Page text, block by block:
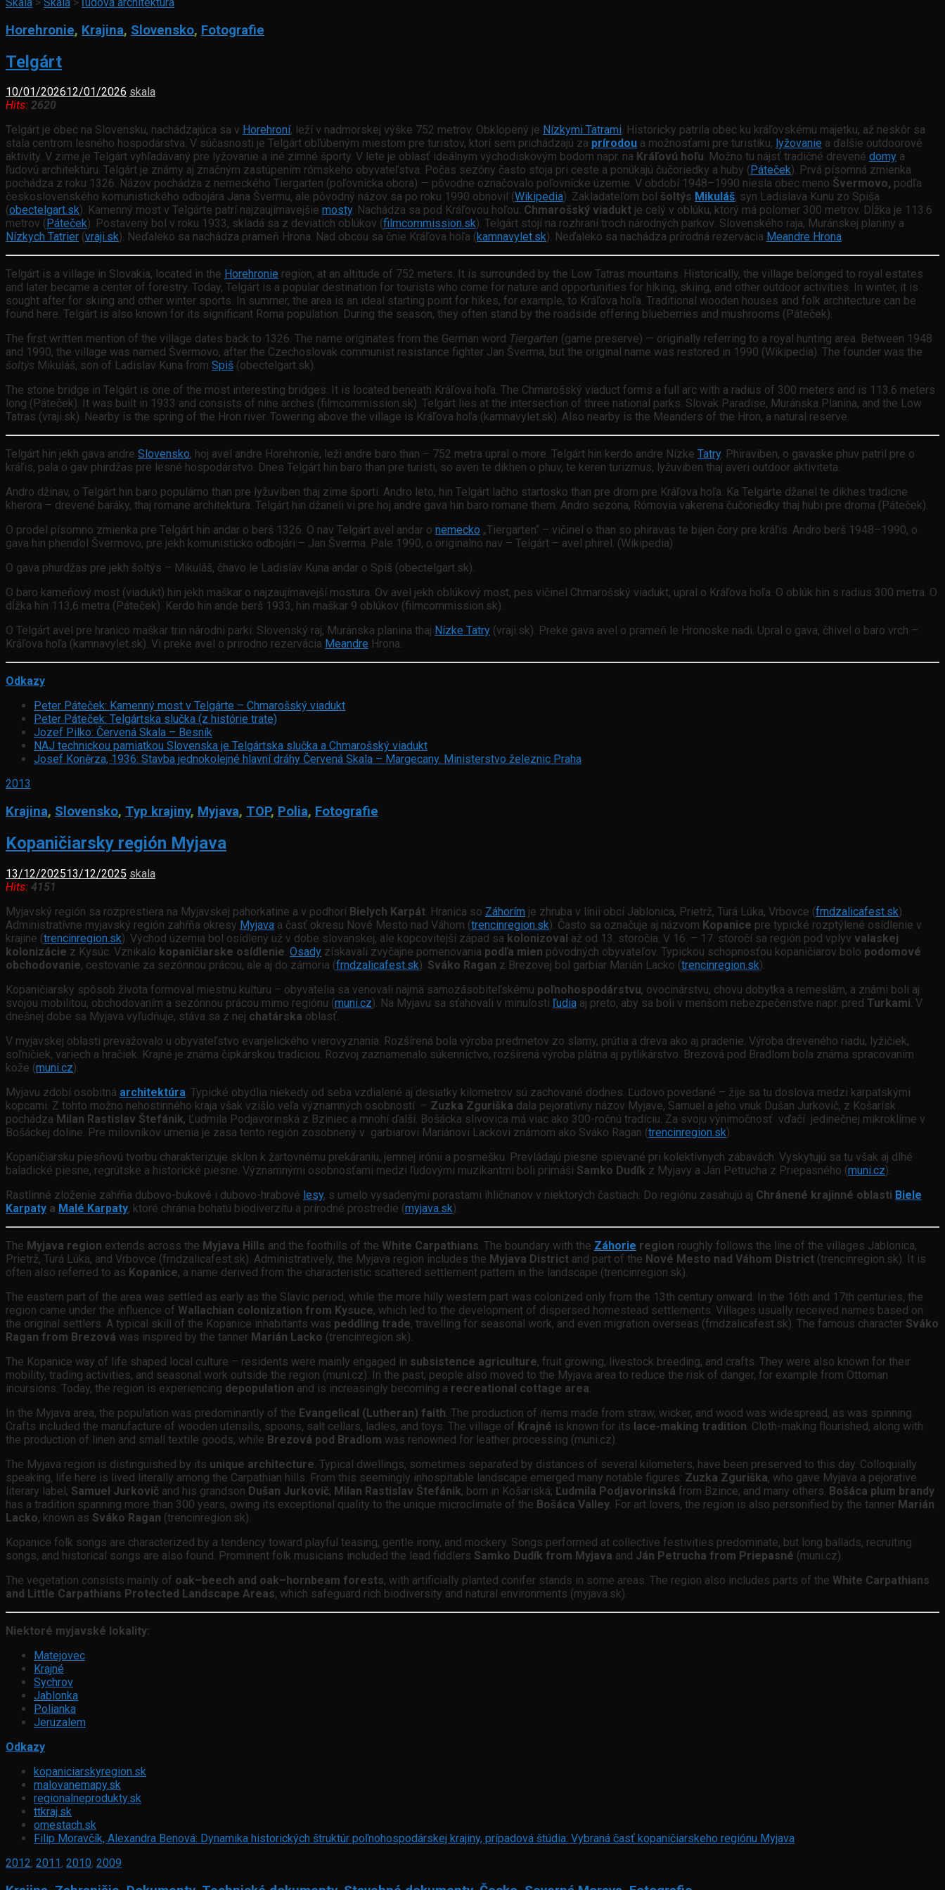
Horehronie, Krajina, Slovensko, Fotografie
Telgárt
10/01/202612/01/2026 skala
Hits: 2620
Telgárt je obec na Slovensku, nachádzajúca sa v Horehroní, leží v nadmorskej výške 752 metrov. Obklopený je Nízkymi Tatrami. Historicky patrila obec ku kráľovskému majetku, až neskôr sa
stala centrom lesného hospodárstva. V súčasnosti je Telgárt obľúbeným miestom pre turistov, ktorí sem prichádzajú za prírodou a možnosťami pre turistiku, lyžovanie a ďalšie outdoorové
aktivity. V zime je Telgárt vyhľadávaný pre lyžovanie a iné zimné športy. V lete je oblasť ideálnym východiskovým bodom napr. na Kráľovú hoľu. Možno tu nájsť tradičné drevené domy a
ľudovú architektúru. Telgárt je známy aj značným zastúpením rómskeho obyvateľstva. Počas sezóny často stoja pri ceste a ponúkajú čučoriedky a huby ( Páteček). Prvá písomná zmienka
pochádza z roku 1326. Názov pochádza z nemeckého Tiergarten (poľovnícka obora) — pôvodne označovalo poľovnícke územie. V období 1948–1990 niesla obec meno Švermovo, podľa
československého komunistického odbojára Jana Švermu, ale pôvodný názov sa po roku 1990 obnovil (Wikipedia). Zakladateľom bol šoltýs Mikuláš, syn Ladislava Kunu zo Spiša
(obectelgart.sk). Kamenný most v Telgárte patrí najzaujímavejšie mosty. Nachádza sa pod Kráľovou hoľou. Chmarošský viadukt je celý v oblúku, ktorý má polomer 300 metrov. Dĺžka je 113.6
metrov ( Páteček). Postavený bol v roku 1933, skladá sa z deviatich oblúkov (filmcommission.sk). Telgárt stojí na rozhraní troch národných parkov: Slovenského raja, Muránskej planiny a
Nízkych Tatrier (vraji.sk). Neďaleko sa nachádza prameň Hrona. Nad obcou sa čnie Kráľova hoľa (kamnavylet.sk). Neďaleko sa nachádza prírodná rezervácia Meandre Hrona.
Telgárt is a village in Slovakia, located in the Horehronie region, at an altitude of 752 meters. It is surrounded by the Low Tatras mountains. Historically, the village belonged to royal estates
and later became a center of forestry. Today, Telgárt is a popular destination for tourists who come for nature and opportunities for hiking, skiing, and other outdoor activities. In winter, it is
sought after for skiing and other winter sports. In summer, the area is an ideal starting point for hikes, for example, to Kráľova hoľa. Traditional wooden houses and folk architecture can be
found here. Telgárt is also known for its significant Roma population. During the season, they often stand by the roadside offering blueberries and mushrooms (Páteček).
The first written mention of the village dates back to 1326. The name originates from the German word Tiergarten (game preserve) — originally referring to a royal hunting area. Between 1948
and 1990, the village was named Švermovo, after the Czechoslovak communist resistance fighter Jan Šverma, but the original name was restored in 1990 (Wikipedia). The founder was the
šoltýs Mikuláš, son of Ladislav Kuna from Spiš (obectelgart.sk).
The stone bridge in Telgárt is one of the most interesting bridges. It is located beneath Kráľova hoľa. The Chmarošský viaduct forms a full arc with a radius of 300 meters and is 113.6 meters
long (Páteček). It was built in 1933 and consists of nine arches (filmcommission.sk). Telgárt lies at the intersection of three national parks: Slovak Paradise, Muránska Planina, and the Low
Tatras (vraji.sk). Nearby is the spring of the Hron river. Towering above the village is Kráľova hoľa (kamnavylet.sk). Also nearby is the Meanders of the Hron, a natural reserve.
Telgárt hin jekh gava andre Slovensko, hoj avel andre Horehronie, leži andre baro than – 752 metra upral o more. Telgárt hin kerdo andre Nízke Tatry. Phiraviben, o gavaske phuv patril pre o
kráľis, pala o gav phirdžas pre lesné hospodárstvo. Dnes Telgárt hin baro than pre turisti, so aven te dikhen o phuv, te keren turizmus, lyžuviben thaj averi outdoor aktiviteta.
Andro džinav, o Telgárt hin baro populárno than pre lyžuviben thaj zime športi. Andro leto, hin Telgárt lačho startosko than pre drom pre Kráľova hoľa. Ka Telgárte džanel te dikhes tradicne
kherora – drevené baráky, thaj romane architektura. Telgárt hin džaneli vi pre hoj andre gava hin baro romane them. Andro sezóna, Rómovia vakerena čučoriedky thaj hubi pre droma (Páteček).
O prodel písomno zmienka pre Telgárt hin andar o berš 1326. O nav Telgárt avel andar o nemecko „Tiergarten“ – vičinel o than so phiravas te bijen čory pre kráľis. Andro berš 1948–1990, o
gava hin phenďol Švermovo, pre jekh komunisticko odbojári – Jan Šverma. Pale 1990, o originalno nav – Telgárt – avel phirel. (Wikipedia)
O gava phurdžas pre jekh šoltýs – Mikuláš, čhavo le Ladislav Kuna andar o Spiš (obectelgart.sk).
O baro kameňový most (viadukt) hin jekh maškar o najzaujímavejší mostura. Ov avel jekh oblúkový most, pes vičinel Chmarošský viadukt, upral o Kráľova hoľa. O oblúk hin s radius 300 metra. O
dĺžka hin 113,6 metra (Páteček). Kerdo hin ande berš 1933, hin maškar 9 oblúkov (filmcommission.sk).
O Telgárt avel pre hranico maškar trin národni parki: Slovenský raj, Muránska planina thaj Nízke Tatry (vraji.sk). Preke gava avel o prameň le Hronoske nadi. Upral o gava, čhivel o baro vrch –
Kráľova hoľa (kamnavylet.sk). Vi preke avel o prirodno rezervácia Meandre Hrona.
Odkazy
Peter Páteček: Kamenný most v Telgárte – Chmarošský viadukt
Peter Páteček: Telgártska slučka (z histórie trate)
Jozef Pilko: Červená Skala – Besník
NAJ technickou pamiatkou Slovenska je Telgártska slučka a Chmarošský viadukt
Josef Koněrza, 1936: Stavba jednokolejné hlavní dráhy Červená Skala – Margecany. Ministerstvo železnic Praha
2013
Krajina, Slovensko, Typ krajiny, Myjava, TOP, Polia, Fotografie
Kopaničiarsky región Myjava
13/12/202513/12/2025 skala
Hits: 4151
Myjavský región sa rozprestiera na Myjavskej pahorkatine a v podhorí Bielych Karpát. Hranica so Záhorím je zhruba v línii obcí Jablonica, Prietrž, Turá Lúka, Vrbovce (frndzalicafest.sk).
Administratívne myjavský región zahŕňa okresy Myjava a časť okresu Nové Mesto nad Váhom (trencinregion.sk). Často sa označuje aj názvom Kopanice pre typické rozptýlené osídlenie v
krajine (trencinregion.sk). Východ územia bol osídlený už v dobe slovanskej, ale kopcovitejší západ sa kolonizoval až od 13. storočia. V 16. – 17. storočí sa región pod vplyv valaskej
kolonizácie z Kysúc. Vznikalo kopaničiarske osídlenie. Osady získavali zvyčajne pomenovania podľa mien pôvodných obyvateľov. Typickou schopnosťou kopaničiarov bolo podomové
obchodovanie, cestovanie za sezónnou prácou, ale aj do zámoria (frndzalicafest.sk). Sváko Ragan z Brezovej bol garbiar Marián Lacko (trencinregion.sk).
Kopaničiarsky spôsob života formoval miestnu kultúru – obyvatelia sa venovali najmä samozásobiteľskému poľnohospodárstvu, ovocinárstvu, chovu dobytka a remeslám, a známi boli aj
svojou mobilitou, obchodovaním a sezónnou prácou mimo regiónu (muni.cz). Na Myjavu sa sťahovali v minulosti ľudia aj preto, aby sa boli v menšom nebezpečenstve napr. pred Turkami. V
dnešnej dobe sa Myjava vyľudňuje, stáva sa z nej chatárska oblasť.
V myjavskej oblasti prevažovalo u obyvateľstvo evanjelického vierovyznania. Rozšírená bola výroba predmetov zo slamy, prútia a dreva ako aj pradenie. Výroba dreveného riadu, lyžičiek,
soľničiek, variech a hračiek. Krajné je známa čipkárskou tradíciou. Rozvoj zaznamenalo súkenníctvo, rozšírená výroba plátna aj pytlikárstvo. Brezová pod Bradlom bola známa spracovaním
kože (muni.cz).
Myjavu zdobí osobitná architektúra. Typické obydlia niekedy od seba vzdialené aj desiatky kilometrov sú zachované dodnes. Ľudovo povedané – žije sa tu doslova medzi karpatskými
kopcami. Z tohto možno nehostinného kraja však vzišlo veľa významných osobností – Zuzka Zguriška dala pejoratívny názov Myjave, Samuel a jeho vnuk Dušan Jurkovič, z Košarísk
pochádza Milan Rastislav Štefánik, Ľudmila Podjavorinská z Bziniec a mnohí ďalší. Bošácka slivovica má viac ako 300-ročnú tradíciu. Za svoju výnimočnosť vďačí jedinečnej mikroklíme v
Bošáckej doline. Pre milovníkov umenia je zasa tento región zosobnený v garbiarovi Mariánovi Lackovi známom ako Sváko Ragan (trencinregion.sk).
Kopaničiarsku piesňovú tvorbu charakterizuje sklon k žartovnému prekáraniu, jemnej irónii a posmešku. Prevládajú piesne spievané pri kolektívnych zábavách. Vyskytujú sa tu však aj dlhé
baladické piesne, regrútske a historické piesne. Významnými osobnosťami medzi ľudovými muzikantmi boli primáši Samko Dudík z Myjavy a Ján Petrucha z Priepasného (muni.cz).
Rastlinné zloženie zahŕňa dubovo-bukové i dubovo-hrabové lesy, s umelo vysadenými porastami ihličnanov v niektorých častiach. Do regiónu zasahujú aj Chránené krajinné oblasti Biele
Karpaty a Malé Karpaty, ktoré chránia bohatú biodiverzitu a prírodné prostredie (myjava.sk).
The Myjava region extends across the Myjava Hills and the foothills of the White Carpathians. The boundary with the Záhorie region roughly follows the line of the villages Jablonica,
Prietrž, Turá Lúka, and Vrbovce (frndzalicafest.sk). Administratively, the Myjava region includes the Myjava District and part of the Nové Mesto nad Váhom District (trencinregion.sk). It is
often also referred to as Kopanice, a name derived from the characteristic scattered settlement pattern in the landscape (trencinregion.sk).
The eastern part of the area was settled as early as the Slavic period, while the more hilly western part was colonized only from the 13th century onward. In the 16th and 17th centuries, the
region came under the influence of Wallachian colonization from Kysuce, which led to the development of dispersed homestead settlements. Villages usually received names based on
the original settlers. A typical skill of the Kopanice inhabitants was peddling trade, travelling for seasonal work, and even migration overseas (frndzalicafest.sk). The famous character Sváko
Ragan from Brezová was inspired by the tanner Marián Lacko (trencinregion.sk).
The Kopanice way of life shaped local culture – residents were mainly engaged in subsistence agriculture, fruit growing, livestock breeding, and crafts. They were also known for their
mobility, trading activities, and seasonal work outside the region (muni.cz). In the past, people also moved to the Myjava area to reduce the risk of danger, for example from Ottoman
incursions. Today, the region is experiencing depopulation and is increasingly becoming a recreational cottage area.
In the Myjava area, the population was predominantly of the Evangelical (Lutheran) faith. The production of items made from straw, wicker, and wood was widespread, as was spinning.
Crafts included the manufacture of wooden utensils, spoons, salt cellars, ladles, and toys. The village of Krajné is known for its lace-making tradition. Cloth-making flourished, along with
the production of linen and small textile goods, while Brezová pod Bradlom was renowned for leather processing (muni.cz).
The Myjava region is distinguished by its unique architecture. Typical dwellings, sometimes separated by distances of several kilometers, have been preserved to this day. Colloquially
speaking, life here is lived literally among the Carpathian hills. From this seemingly inhospitable landscape emerged many notable figures: Zuzka Zguriška, who gave Myjava a pejorative
literary label; Samuel Jurkovič and his grandson Dušan Jurkovič; Milan Rastislav Štefánik, born in Košariská; Ľudmila Podjavorinská from Bzince; and many others. Bošáca plum brandy
has a tradition spanning more than 300 years, owing its exceptional quality to the unique microclimate of the Bošáca Valley. For art lovers, the region is also personified by the tanner Marián
Lacko, known as Sváko Ragan (trencinregion.sk).
Kopanice folk songs are characterized by a tendency toward playful teasing, gentle irony, and mockery. Songs performed at collective festivities predominate, but long ballads, recruiting
songs, and historical songs are also found. Prominent folk musicians included the lead fiddlers Samko Dudík from Myjava and Ján Petrucha from Priepasné (muni.cz).
The vegetation consists mainly of oak–beech and oak–hornbeam forests, with artificially planted conifer stands in some areas. The region also includes parts of the White Carpathians
and Little Carpathians Protected Landscape Areas, which safeguard rich biodiversity and natural environments (myjava.sk).
Niektoré myjavské lokality:
Matejovec
Krajné
Sychrov
Jablonka
Polianka
Jeruzalem
Odkazy
kopaniciarskyregion.sk
malovanemapy.sk
regionalneprodukty.sk
ttkraj.sk
omestach.sk
Filip Moravčík, Alexandra Benová: Dynamika historických štruktúr poľnohospodárskej krajiny, prípadová štúdia: Vybraná časť kopaničiarskeho regiónu Myjava
2012, 2011, 2010, 2009